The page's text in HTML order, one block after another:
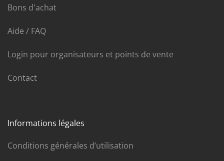
Bons d'achat
Aide / FAQ
Login pour organisateurs et points de vente
Contact
Informations légales
Conditions générales d’utilisation